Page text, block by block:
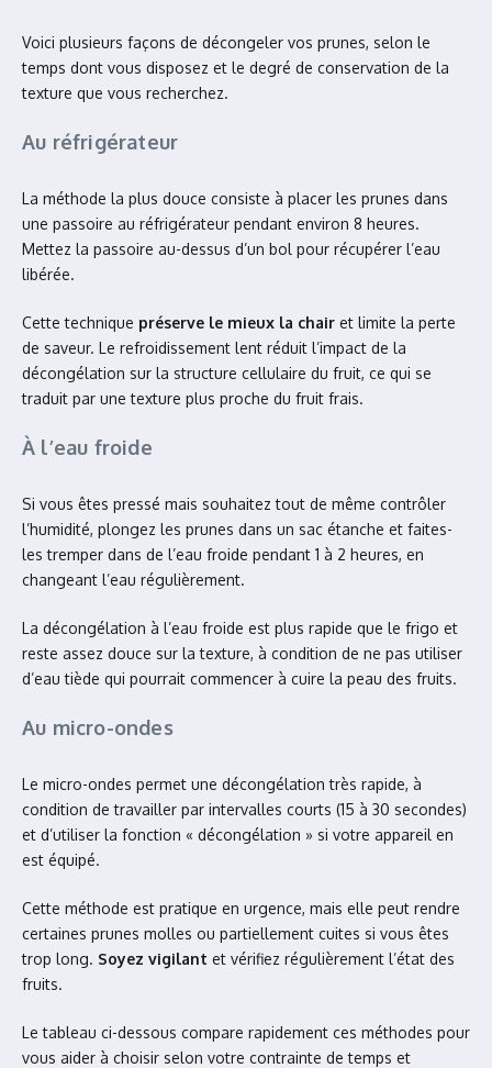
Voici plusieurs façons de décongeler vos prunes, selon le
temps dont vous disposez et le degré de conservation de la
texture que vous recherchez.
Au réfrigérateur
La méthode la plus douce consiste à placer les prunes dans
une passoire au réfrigérateur pendant environ 8 heures.
Mettez la passoire au-dessus d’un bol pour récupérer l’eau
libérée.
Cette technique préserve le mieux la chair et limite la perte
de saveur. Le refroidissement lent réduit l’impact de la
décongélation sur la structure cellulaire du fruit, ce qui se
traduit par une texture plus proche du fruit frais.
À l’eau froide
Si vous êtes pressé mais souhaitez tout de même contrôler
l’humidité, plongez les prunes dans un sac étanche et faites-
les tremper dans de l’eau froide pendant 1 à 2 heures, en
changeant l’eau régulièrement.
La décongélation à l’eau froide est plus rapide que le frigo et
reste assez douce sur la texture, à condition de ne pas utiliser
d’eau tiède qui pourrait commencer à cuire la peau des fruits.
Au micro-ondes
Le micro-ondes permet une décongélation très rapide, à
condition de travailler par intervalles courts (15 à 30 secondes)
et d’utiliser la fonction « décongélation » si votre appareil en
est équipé.
Cette méthode est pratique en urgence, mais elle peut rendre
certaines prunes molles ou partiellement cuites si vous êtes
trop long. Soyez vigilant et vérifiez régulièrement l’état des
fruits.
Le tableau ci-dessous compare rapidement ces méthodes pour
vous aider à choisir selon votre contrainte de temps et